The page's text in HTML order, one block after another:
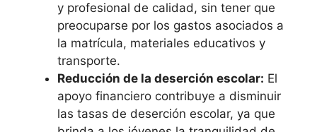
y profesional de calidad, sin tener que
preocuparse por los gastos asociados a
la matrícula, materiales educativos y
transporte.
Reducción de la deserción escolar: El
apoyo financiero contribuye a disminuir
las tasas de deserción escolar, ya que